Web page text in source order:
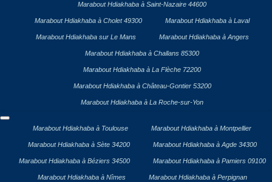
Marabout Hdiakhaba à Saint-Nazaire 44600
Marabout Hdiakhaba à Cholet 49300 Marabout Hdiakhaba à Laval
Marabout Hdiakhaba sur Le Mans Marabout Hdiakhaba à Angers
Marabout Hdiakhaba à Challans 85300
Marabout Hdiakhaba à La Flèche 72200
Marabout Hdiakhaba à Château-Gontier 53200
Marabout Hdiakhaba à La Roche-sur-Yon
Marabout Hdiakhaba à Toulouse Marabout Hdiakhaba à Montpellier
Marabout Hdiakhaba à Sète 34200 Marabout Hdiakhaba à Agde 34300
Marabout Hdiakhaba à Béziers 34500 Marabout Hdiakhaba à Pamiers 09100
Marabout Hdiakhaba à Nîmes Marabout Hdiakhaba à Perpignan